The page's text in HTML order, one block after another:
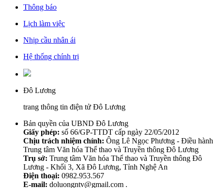
Thông báo
Lịch làm việc
Nhịp cầu nhân ái
Hệ thống chính trị
Đô Lương
trang thông tin điện tử Đô Lương
Bản quyền của UBND Đô Lương
Giấy phép: số 66/GP-TTDT cấp ngày 22/05/2012
Chịu trách nhiệm chính: Ông Lê Ngọc Phương - Điều hành
Trung tâm Văn hóa Thể thao và Truyền thông Đô Lương
Trụ sở: Trung tâm Văn hóa Thể thao và Truyền thông Đô
Lương - Khối 3, Xã Đô Lương, Tỉnh Nghệ An
Điện thoại: 0982.953.567
E-mail: doluongntv@gmail.com .